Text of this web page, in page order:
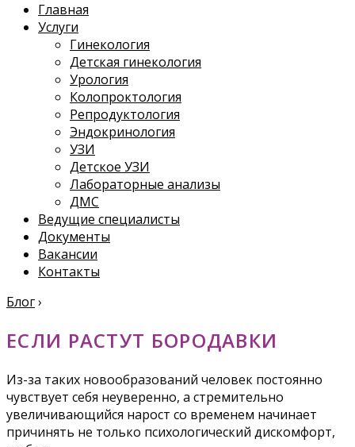
Главная
Услуги
Гинекология
Детская гинекология
Урология
Колопроктология
Репродуктология
Эндокринология
УЗИ
Детское УЗИ
Лабораторные анализы
ДМС
Ведущие специалисты
Документы
Вакансии
Контакты
Блог›
ЕСЛИ РАСТУТ БОРОДАВКИ
Из-за таких новообразований человек постоянно
чувствует себя неуверенно, а стремительно
увеличивающийся нарост со временем начинает
причинять не только психологический дискомфорт,